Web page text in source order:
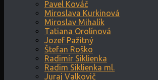
Pavel Kováč
Miroslava Kurkinová
Miroslav Mihalík
Tatiana Orolínová
Jozef Pažitný
Štefan Roško
Radimír Siklienka
Radim Siklienka ml.
Juraj Valkovič